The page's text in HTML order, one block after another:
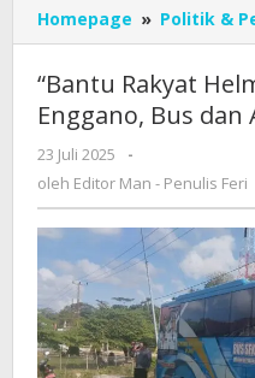
Homepage » Politik &
“Bantu Rakyat
Enggano, Bus
23 Juli 2025
oleh
Editor
Penulis
Feri
-
oleh Editor Man - Penulis Feri